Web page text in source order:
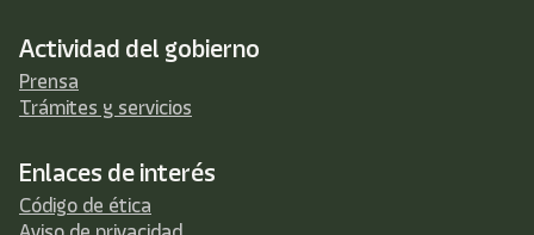
Actividad del gobierno
Prensa
Trámites y servicios
Enlaces de interés
Código de ética